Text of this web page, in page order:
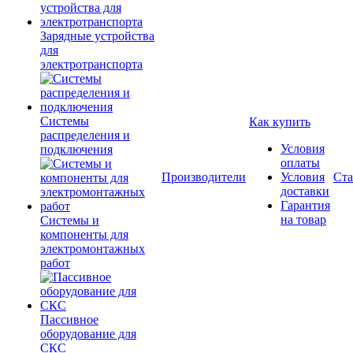
Зарядные устройства
для
электротранспорта
Системы
распределения и
подключения
Системы и
компоненты для
электромонтажных
работ
Пассивное
оборудование для
СКС
Производители
Как купить
Условия
оплаты
Условия
доставки
Гарантия
на товар